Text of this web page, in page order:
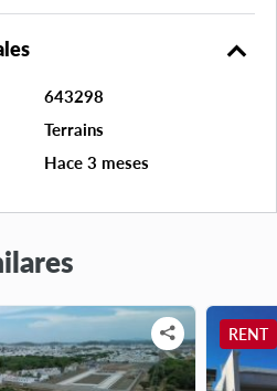
expand_less
643298
Terrains
Hace 3 meses
RENT